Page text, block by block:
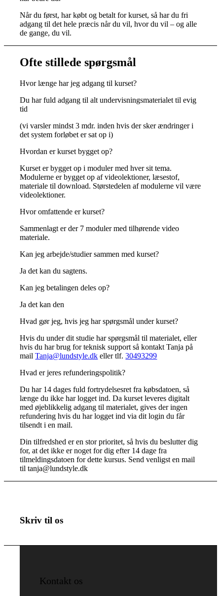
Når du først, har købt og betalt for kurset, så har du fri
adgang til det hele præcis når du vil, hvor du vil – og alle
de gange, du vil.
Ofte stillede spørgsmål
Hvor længe har jeg adgang til kurset?
Du har fuld adgang til alt undervisningsmaterialet til evig
tid
(vi varsler mindst 3 mdr. inden hvis der sker ændringer i
det system forløbet er sat op i)
Hvordan er kurset bygget op?
Kurset er bygget op i moduler med hver sit tema.
Modulerne er bygget op af videolektioner, læsestof,
materiale til download. Størstedelen af modulerne vil være
videolektioner.
Hvor omfattende er kurset?
Sammenlagt er der 7 moduler med tilhørende video
materiale.
Kan jeg arbejde/studier sammen med kurset?
Ja det kan du sagtens.
Kan jeg betalingen deles op?
Ja det kan den
Hvad gør jeg, hvis jeg har spørgsmål under kurset?
Hvis du under dit studie har spørgsmål til materialet, eller
hvis du har brug for teknisk support så kontakt Tanja på
mailTanja@lundstyle.dk eller tlf.30493299
Hvad er jeres refunderingspolitik?
Du har 14 dages fuld fortrydelsesret fra købsdatoen, så
længe du ikke har logget ind. Da kurset leveres digitalt
med øjeblikkelig adgang til materialet, gives der ingen
refundering hvis du har logget ind via dit login du får
tilsendt i en mail.
Din tilfredshed er en stor prioritet, så hvis du beslutter dig
for, at det ikke er noget for dig efter 14 dage fra
tilmeldingsdatoen for dette kursus. Send venligst en mail
til tanja@lundstyle.dk
Skriv til os
Kontakt os